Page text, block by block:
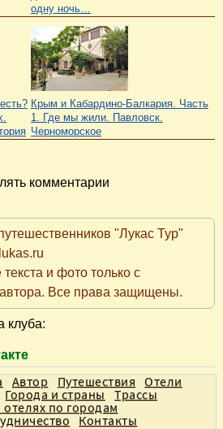
одну ночь…
Крым и Кабардино-Балкария. Часть
1. Где мы жили. Павловск.
Черноморское
комментарии
"Лукас Тур"
и фото только с
Все права защищены.
клуба:
Автор Путешествия
Отели
Города и страны Трассы
по городам
Контакты